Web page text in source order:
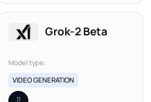
Grok-2 Beta
Model type:
VIDEO GENERATION